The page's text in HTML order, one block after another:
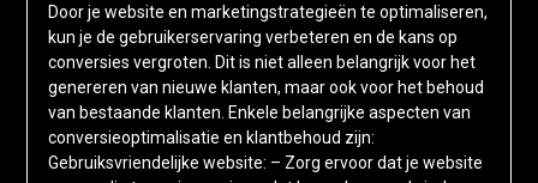
Door je website en marketingstrategieën te optimaliseren,
kun je de gebruikerservaring verbeteren en de kans op
conversies vergroten. Dit is niet alleen belangrijk voor het
genereren van nieuwe klanten, maar ook voor het behoud
van bestaande klanten. Enkele belangrijke aspecten van
conversieoptimalisatie en klantbehoud zijn:
Gebruiksvriendelijke website: – Zorg ervoor dat je website